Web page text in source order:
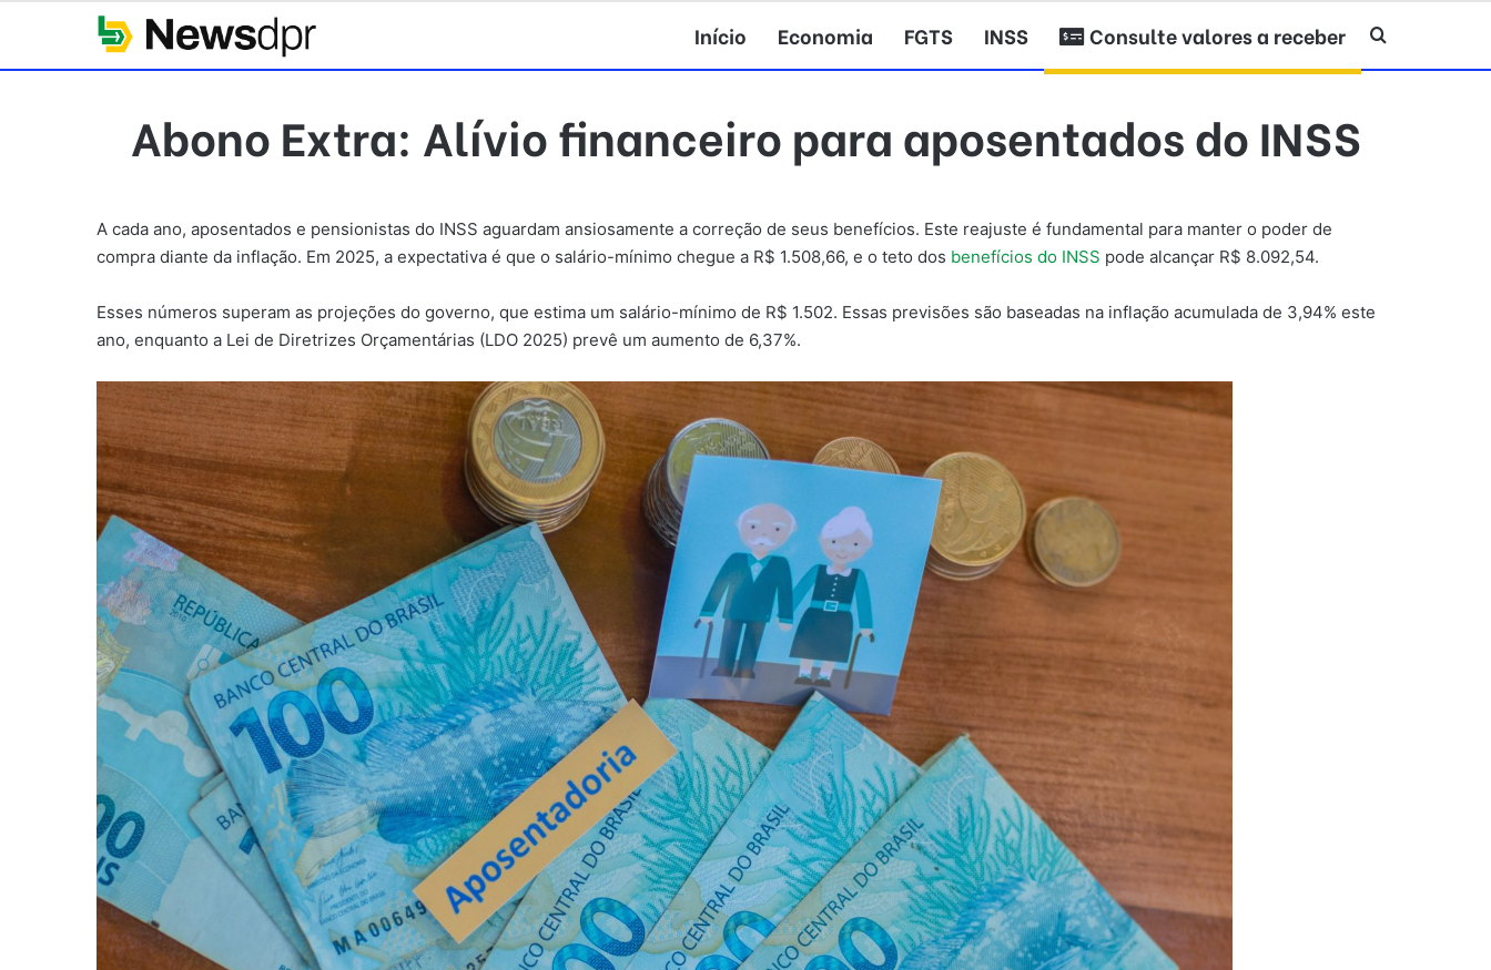
Início Economia FGTS INSS Consulte valores a receber Procurar por
Abono Extra: Alívio financeiro para aposentados do INSS
A cada ano, aposentados e pensionistas do INSS aguardam ansiosamente a correção de seus benefícios. Este reajuste é fundamental para manter o poder de
compra diante da inflação. Em 2025, a expectativa é que o salário-mínimo chegue a R$ 1.508,66, e o teto dos benefícios do INSS pode alcançar R$ 8.092,54.
Esses números superam as projeções do governo, que estima um salário-mínimo de R$ 1.502. Essas previsões são baseadas na inflação acumulada de 3,94% este
ano, enquanto a Lei de Diretrizes Orçamentárias (LDO 2025) prevê um aumento de 6,37%.